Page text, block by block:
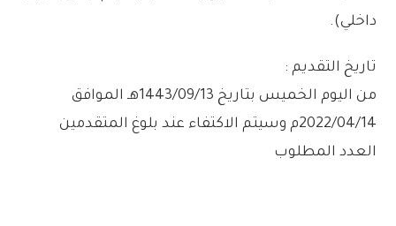
داخلي).
تاريخ التقديم :
من اليوم الخميس بتاريخ 1443/09/13هـ الموافق
2022/04/14م وسيتم الاكتفاء عند بلوغ المتقدمين
العدد المطلوب